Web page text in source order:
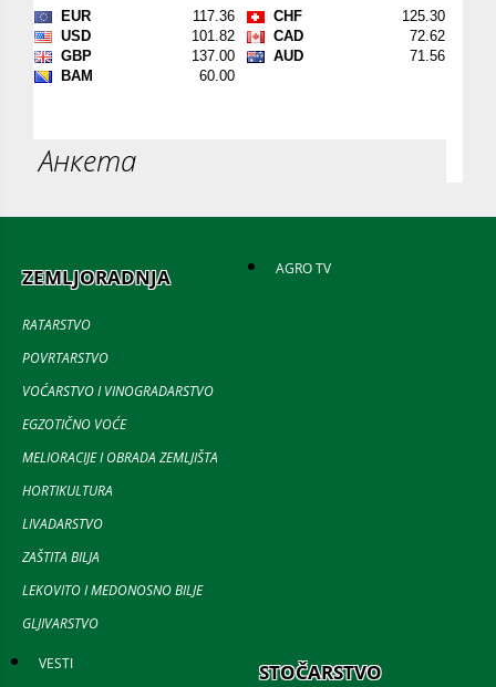
Анкета
ZEMLJORADNJA
RATARSTVO
POVRTARSTVO
VOĆARSTVO I VINOGRADARSTVO
EGZOTIČNO VOĆE
MELIORACIJE I OBRADA ZEMLJIŠTA
HORTIKULTURA
LIVADARSTVO
ZAŠTITA BILJA
LEKOVITO I MEDONOSNO BILJE
GLJIVARSTVO
AGRO TV
VESTI STOČARSTVO